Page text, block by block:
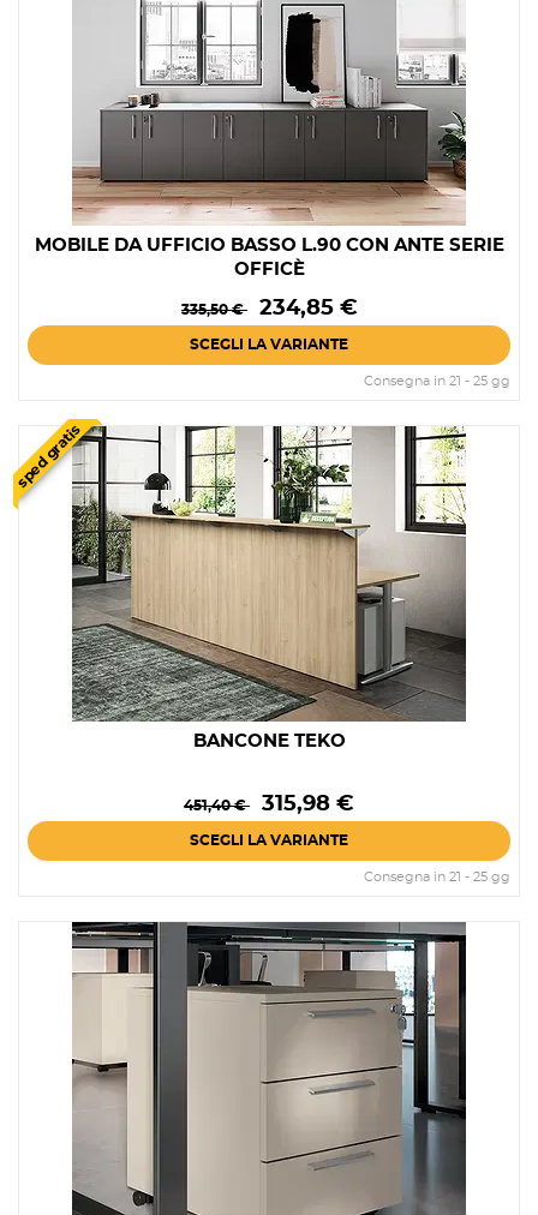
MOBILE DA UFFICIO BASSO L.90 CON ANTE SERIE
OFFICÈ
Prezzo
Prezzo
base
335,50 € 234,85 €
SCEGLI LA VARIANTE
Consegna in 21 - 25 gg
sped gratis
BANCONE TEKO
Prezzo
Prezzo
base
451,40 € 315,98 €
SCEGLI LA VARIANTE
Consegna in 21 - 25 gg